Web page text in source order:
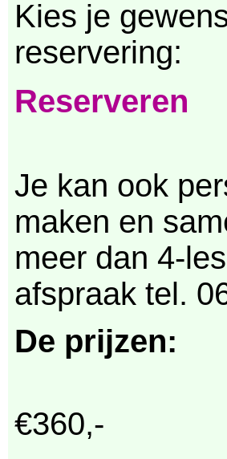
Kies je
reservering:
Reserveren
Je kan ook
maken en
meer dan 4-
afspraak tel.
De prijzen:
€360,-